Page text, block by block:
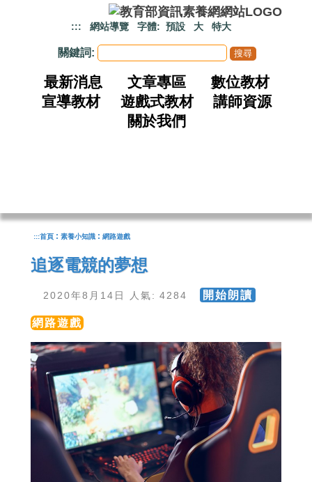
::: 網站導覽 字體: 預設 大 特大
關鍵詞:
最新消息 文章專區
數位教材
宣導教材
遊戲式教材
講師資源
關於我們
:::首頁 : 素養小知識 : 網路遊戲
追逐電競的夢想
2020年8月14日 人氣: 4284 開始朗讀
網路遊戲